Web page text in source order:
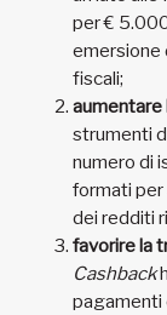
per €
emersione
fiscali;
aumentare
strumenti
numero di
formati per
dei redditi
favorire la
Cashback
pagamenti